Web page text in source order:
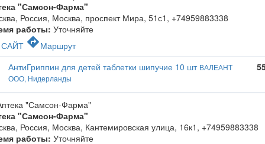
"Самсон-Фарма"
Россия, Москва, проспект Мира, 51с1 , +74959883338
работы: Уточняйте
САЙТ directionsМаршрут
АнтиГриппин для детей таблетки шипучие 10 шт ВАЛЕАНТ
ООО, Нидерланды
"Самсон-Фарма"
Россия, Москва, Кантемировская улица, 16к1 , +74959883338
работы: Уточняйте